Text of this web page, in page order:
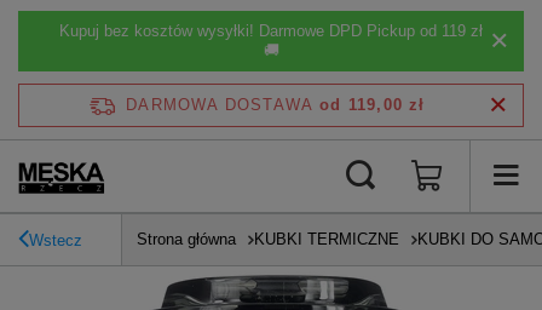
Kupuj bez kosztów wysyłki! Darmowe DPD Pickup od 119 zł
🚚
DARMOWA DOSTAWA od 119,00 zł
Wstecz Strona główna KUBKI TERMICZNE KUBKI DO